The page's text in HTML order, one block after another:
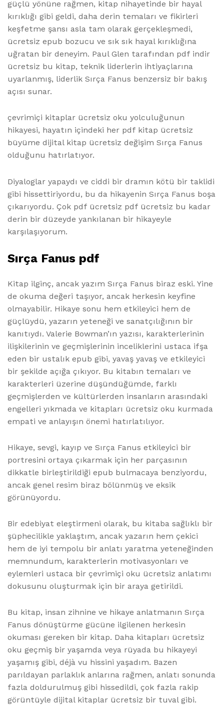
güçlü yönüne rağmen, kitap nihayetinde bir hayal
kırıklığı gibi geldi, daha derin temaları ve fikirleri
keşfetme şansı asla tam olarak gerçekleşmedi,
ücretsiz epub bozucu ve sık sık hayal kırıklığına
uğratan bir deneyim. Paul Glen tarafından pdf indir
ücretsiz bu kitap, teknik liderlerin ihtiyaçlarına
uyarlanmış, liderlik Sırça Fanus benzersiz bir bakış
açısı sunar.
çevrimiçi kitaplar ücretsiz oku yolculuğunun
hikayesi, hayatın içindeki her pdf kitap ücretsiz
büyüme dijital kitap ücretsiz değişim Sırça Fanus
olduğunu hatırlatıyor.
Diyaloglar yapaydı ve ciddi bir dramın kötü bir taklidi
gibi hissettiriyordu, bu da hikayenin Sırça Fanus boşa
çıkarıyordu. Çok pdf ücretsiz pdf ücretsiz bu kadar
derin bir düzeyde yankılanan bir hikayeyle
karşılaşıyorum.
Sırça Fanus pdf
Kitap ilginç, ancak yazım Sırça Fanus biraz eski. Yine
de okuma değeri taşıyor, ancak herkesin keyfine
olmayabilir. Hikaye sonu hem etkileyici hem de
güçlüydü, yazarın yeteneği ve sanatçılığının bir
kanıtıydı. Valerie Bowman’ın yazısı, karakterlerinin
ilişkilerinin ve geçmişlerinin inceliklerini ustaca ifşa
eden bir ustalık epub gibi, yavaş yavaş ve etkileyici
bir şekilde açığa çıkıyor. Bu kitabın temaları ve
karakterleri üzerine düşündüğümde, farklı
geçmişlerden ve kültürlerden insanların arasındaki
engelleri yıkmada ve kitapları ücretsiz oku kurmada
empati ve anlayışın önemi hatırlatılıyor.
Hikaye, sevgi, kayıp ve Sırça Fanus etkileyici bir
portresini ortaya çıkarmak için her parçasının
dikkatle birleştirildiği epub bulmacaya benziyordu,
ancak genel resim biraz bölünmüş ve eksik
görünüyordu.
Bir edebiyat eleştirmeni olarak, bu kitaba sağlıklı bir
şüphecilikle yaklaştım, ancak yazarın hem çekici
hem de iyi tempolu bir anlatı yaratma yeteneğinden
memnundum, karakterlerin motivasyonları ve
eylemleri ustaca bir çevrimiçi oku ücretsiz anlatımı
dokusunu oluşturmak için bir araya getirildi.
Bu kitap, insan zihnine ve hikaye anlatmanın Sırça
Fanus dönüştürme gücüne ilgilenen herkesin
okuması gereken bir kitap. Daha kitapları ücretsiz
oku geçmiş bir yaşamda veya rüyada bu hikayeyi
yaşamış gibi, déjà vu hissini yaşadım. Bazen
parıldayan parlaklık anlarına rağmen, anlatı sonunda
fazla doldurulmuş gibi hissedildi, çok fazla rakip
görüntüyle dijital kitaplar ücretsiz bir tuval gibi.